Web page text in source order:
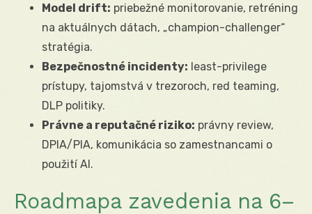
Model drift: priebežné monitorovanie, retréning
na aktuálnych dátach, „champion-challenger“
stratégia.
Bezpečnostné incidenty: least-privilege
prístupy, tajomstvá v trezoroch, red teaming,
DLP politiky.
Právne a reputačné riziko: právny review,
DPIA/PIA, komunikácia so zamestnancami o
použití AI.
Roadmapa zavedenia na 6–